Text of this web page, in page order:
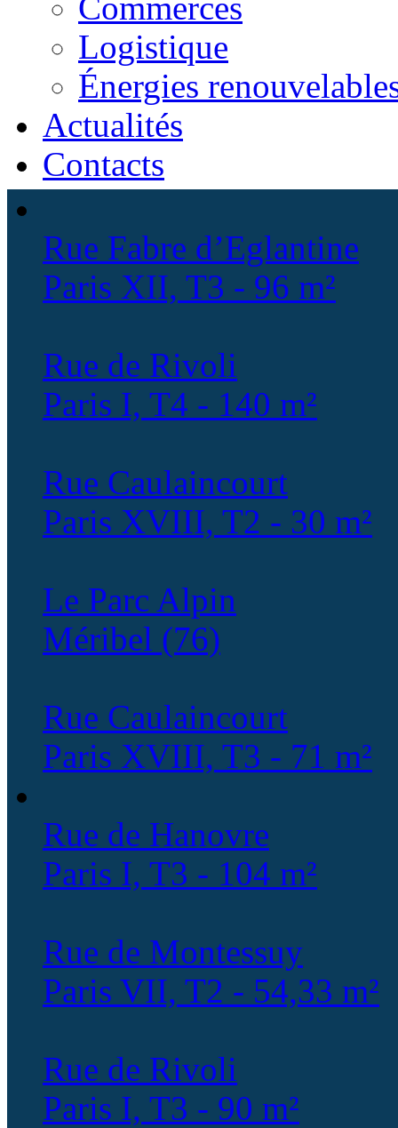
Commerces
Logistique
Énergies
Actualités
Contacts
Rue Fabre d’Eglantine
Paris XII, T3 - 96 m²
Rue de Rivoli
Paris I, T4 - 140 m²
Rue Caulaincourt
Paris XVIII, T2 - 30 m²
Le Parc Alpin
Méribel (76)
Rue Caulaincourt
Paris XVIII, T3 - 71 m²
Rue de Hanovre
Paris I, T3 - 104 m²
Rue de Montessuy
Paris VII, T2 - 54,33 m²
Rue de Rivoli
Paris I, T3 - 90 m²